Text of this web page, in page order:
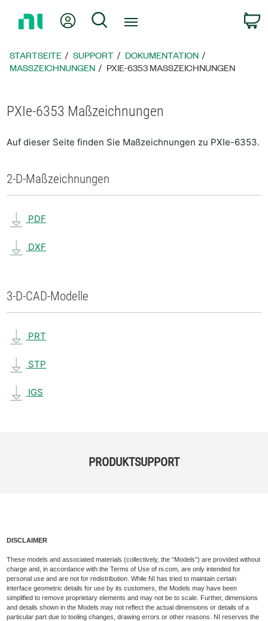
zur
Mein KontoSuche
STARTSEITE SUPPORT
DOKUMENTATION
MASSZEICHNUNGEN
PXIE-6353 MASSZEICHNUNGEN
PXIe-6353 Maßzeichnungen
Auf dieser Seite finden Sie Maßzeichnungen zu PXIe-6353.
2-D-Maßzeichnungen
PDF
DXF
3-D-CAD-Modelle
PRT
STP
IGS
PRODUKTSUPPORT
DISCLAIMER
These models and associated materials (collectively, the “Models”) are provided without
charge and, in accordance with the Terms of Use of ni.com, are only intended for
personal use and are not for redistribution. While NI has tried to maintain certain
interface geometric details for use by its customers, the Models may have been
simplified to remove proprietary elements and may not be to scale. Further, dimensions
and details shown in the Models may not reflect the actual dimensions or details of a
particular part due to tooling changes, drawing errors or other reasons. NI reserves the